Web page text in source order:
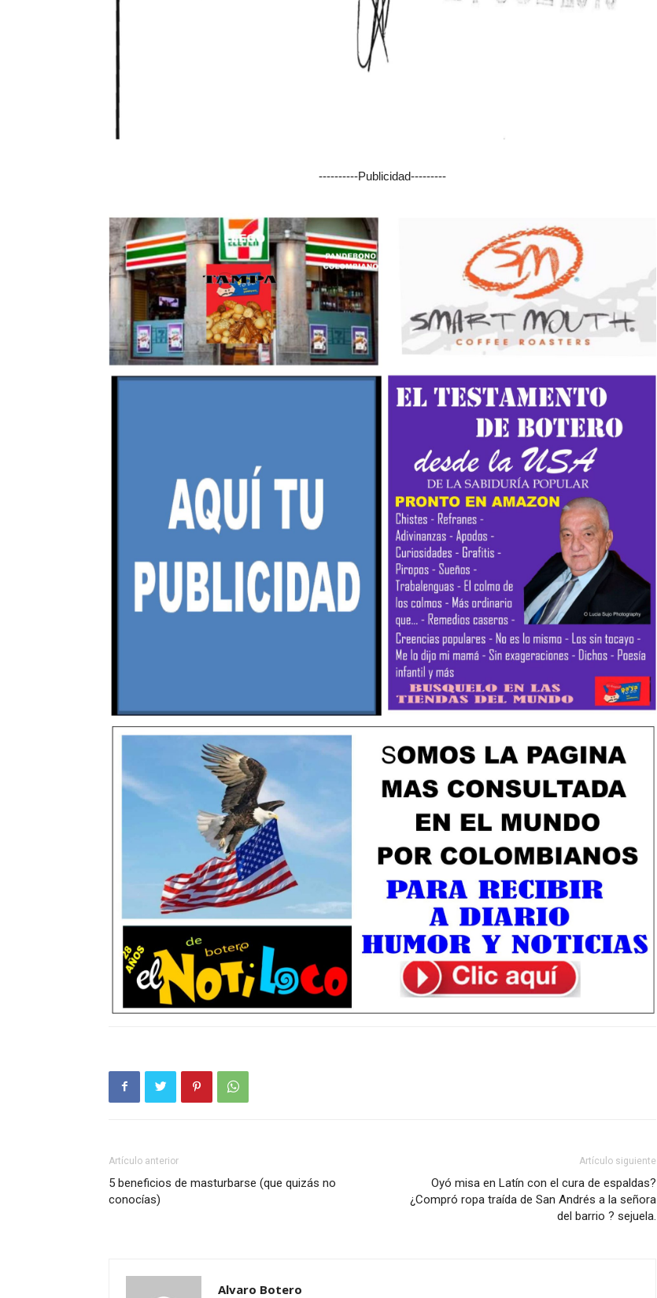
----------Publicidad---------
Artículo anterior
5 beneficios de masturbarse (que quizás no
conocías)
Artículo siguiente
Oyó misa en Latín con el cura de espaldas?
¿Compró ropa traída de San Andrés a la señora
del barrio ? sejuela.
Alvaro Botero